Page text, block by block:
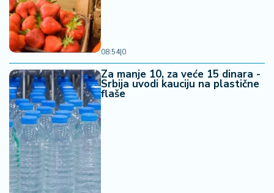
08:54|0
Za manje 10, za veće 15 dinara -
Srbija uvodi kauciju na plastične
flaše